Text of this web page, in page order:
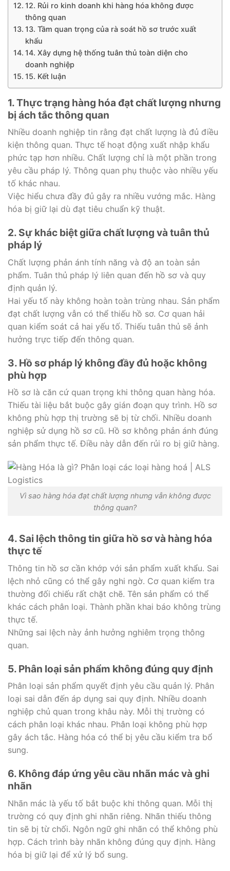
12. Rủi ro kinh doanh khi hàng hóa không được
thông quan
13. Tầm quan trọng của rà soát hồ sơ trước xuất
khẩu
14. Xây dựng hệ thống tuân thủ toàn diện cho
doanh nghiệp
15. Kết luận
1. Thực trạng hàng hóa đạt chất lượng nhưng
bị ách tắc thông quan
Nhiều doanh nghiệp tin rằng đạt chất lượng là đủ điều
kiện thông quan. Thực tế hoạt động xuất nhập khẩu
phức tạp hơn nhiều. Chất lượng chỉ là một phần trong
yêu cầu pháp lý. Thông quan phụ thuộc vào nhiều yếu
tố khác nhau.
Việc hiểu chưa đầy đủ gây ra nhiều vướng mắc. Hàng
hóa bị giữ lại dù đạt tiêu chuẩn kỹ thuật.
2. Sự khác biệt giữa chất lượng và tuân thủ
pháp lý
Chất lượng phản ánh tính năng và độ an toàn sản
phẩm. Tuân thủ pháp lý liên quan đến hồ sơ và quy
định quản lý.
Hai yếu tố này không hoàn toàn trùng nhau. Sản phẩm
đạt chất lượng vẫn có thể thiếu hồ sơ. Cơ quan hải
quan kiểm soát cả hai yếu tố. Thiếu tuân thủ sẽ ảnh
hưởng trực tiếp đến thông quan.
3. Hồ sơ pháp lý không đầy đủ hoặc không
phù hợp
Hồ sơ là căn cứ quan trọng khi thông quan hàng hóa.
Thiếu tài liệu bắt buộc gây gián đoạn quy trình. Hồ sơ
không phù hợp thị trường sẽ bị từ chối. Nhiều doanh
nghiệp sử dụng hồ sơ cũ. Hồ sơ không phản ánh đúng
sản phẩm thực tế. Điều này dẫn đến rủi ro bị giữ hàng.
Vì sao hàng hóa đạt chất lượng nhưng vẫn không được
thông quan?
4. Sai lệch thông tin giữa hồ sơ và hàng hóa
thực tế
Thông tin hồ sơ cần khớp với sản phẩm xuất khẩu. Sai
lệch nhỏ cũng có thể gây nghi ngờ. Cơ quan kiểm tra
thường đối chiếu rất chặt chẽ. Tên sản phẩm có thể
khác cách phân loại. Thành phần khai báo không trùng
thực tế.
Những sai lệch này ảnh hưởng nghiêm trọng thông
quan.
5. Phân loại sản phẩm không đúng quy định
Phân loại sản phẩm quyết định yêu cầu quản lý. Phân
loại sai dẫn đến áp dụng sai quy định. Nhiều doanh
nghiệp chủ quan trong khâu này. Mỗi thị trường có
cách phân loại khác nhau. Phân loại không phù hợp
gây ách tắc. Hàng hóa có thể bị yêu cầu kiểm tra bổ
sung.
6. Không đáp ứng yêu cầu nhãn mác và ghi
nhãn
Nhãn mác là yếu tố bắt buộc khi thông quan. Mỗi thị
trường có quy định ghi nhãn riêng. Nhãn thiếu thông
tin sẽ bị từ chối. Ngôn ngữ ghi nhãn có thể không phù
hợp. Cách trình bày nhãn không đúng quy định. Hàng
hóa bị giữ lại để xử lý bổ sung.